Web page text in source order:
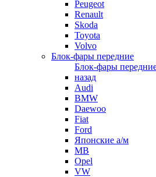
Peugeot
Renault
Skoda
Toyota
Volvo
Блок-фары передние
Блок-фары
назад
Audi
BMW
Daewoo
Fiat
Ford
Японские а/м
MB
Opel
VW